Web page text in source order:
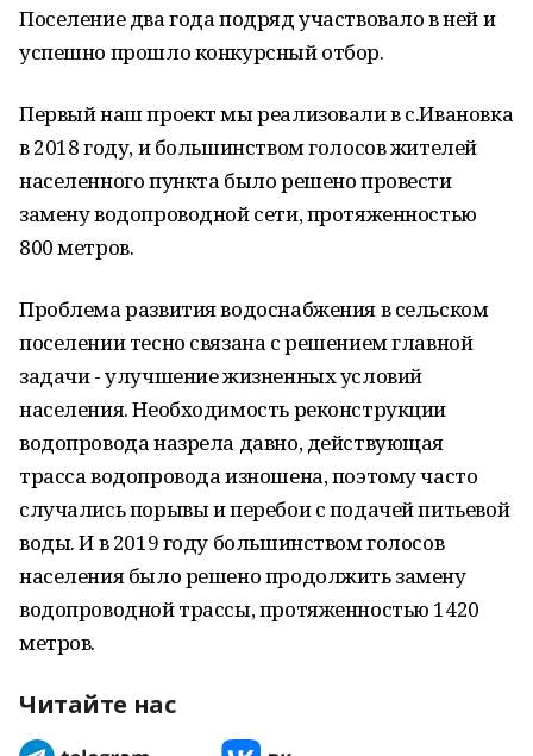
Поселение два года подряд участвовало в ней и
успешно прошло конкурсный отбор.
Первый наш проект мы реализовали в с.Ивановка
в 2018 году, и большинством голосов жителей
населенного пункта было решено провести
замену водопроводной сети, протяженностью
800 метров.
Проблема развития водоснабжения в сельском
поселении тесно связана с решением главной
задачи - улучшение жизненных условий
населения. Необходимость реконструкции
водопровода назрела давно, действующая
трасса водопровода изношена, поэтому часто
случались порывы и перебои с подачей питьевой
воды. И в 2019 году большинством голосов
населения было решено продолжить замену
водопроводной трассы, протяженностью 1420
метров.
Читайте нас